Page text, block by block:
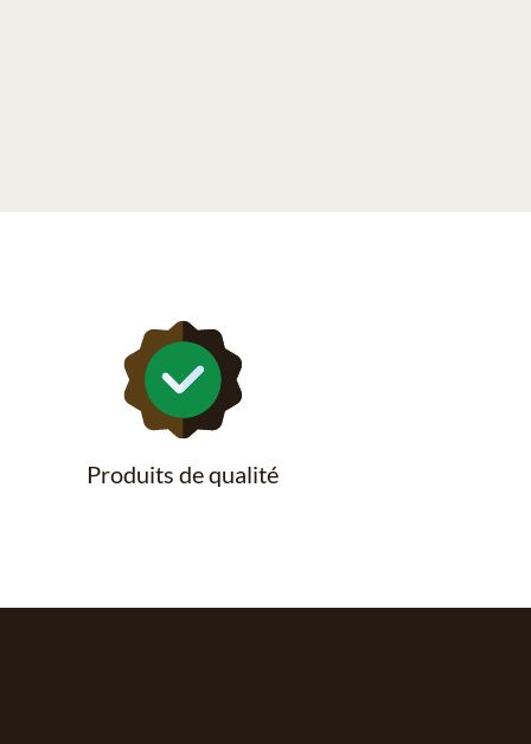
Produits de qualité